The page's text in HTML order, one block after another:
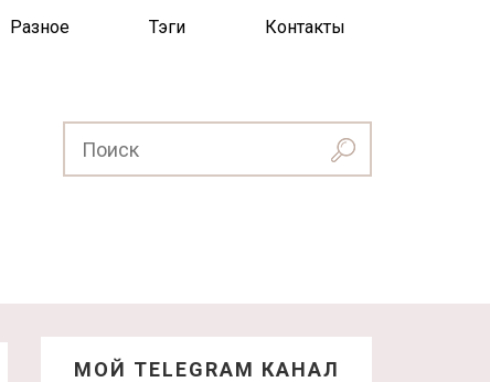
Разное Тэги Контакты
МОЙ TELEGRAM КАНАЛ